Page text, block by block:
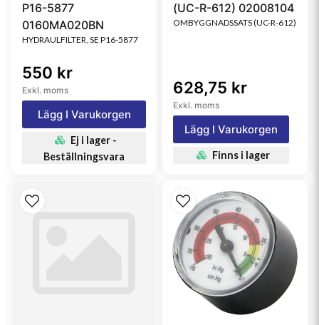
P16-5877
0160MA020BN
HYDRAULFILTER, SE P16-5877
550 kr
Exkl. moms
Lägg I Varukorgen
Ej i lager -
Beställningsvara
(UC-R-612) 02008104
OMBYGGNADSSATS (UC-R-612)
628,75 kr
Exkl. moms
Lägg I Varukorgen
Finns i lager